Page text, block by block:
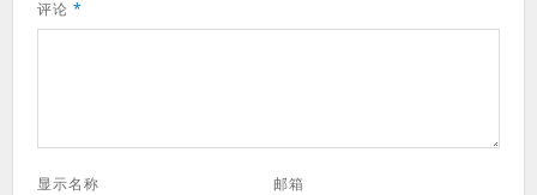
评论 *
显示名称 邮箱